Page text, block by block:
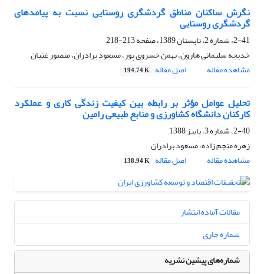
نگرش ساکنان مناطق گردشگری روستایی نسبت به پیامدهای
گردشگری روستایی
2-41، شماره 2، تابستان 1389، صفحه
213-218
خدیجه سلیمانی هارون، بهمن خسروی پور، مسعود برادران، منصور غنیان
مشاهده مقاله
اصل مقاله 194.74 K
تحلیل عوامل مؤثر بر رابطه بین کیفیت زندگی کاری و عملکرد
کارکنان دانشگاه کشاورزی و منابع طبیعی رامین
2-40، شماره 3، پاییز 1388
زهره منجم زاده، مسعود برادران
مشاهده مقاله
اصل مقاله 138.94 K
مقالات آماده انتشار
شماره جاری
شماره‌های پیشین نشریه